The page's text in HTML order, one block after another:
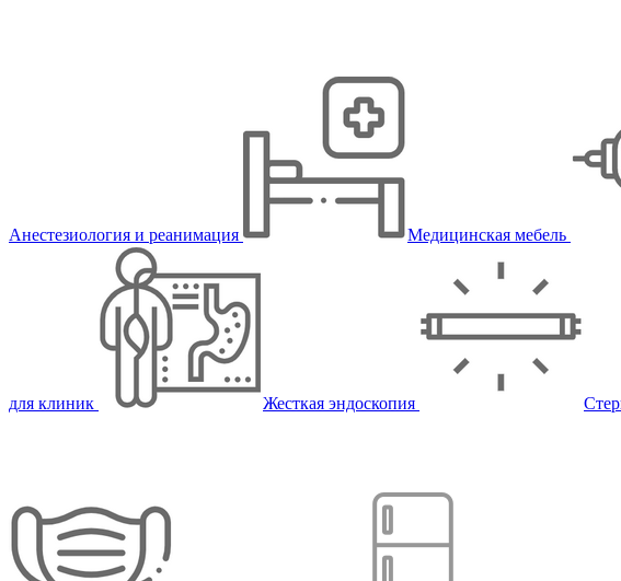
Анестезиология и реанимация Медицинская мебель
для клиник Жесткая эндоскопия